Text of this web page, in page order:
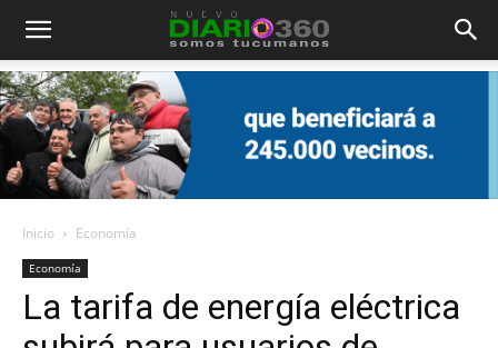
Diario
360
Inicio Economía
Economía
La tarifa de energía eléctrica